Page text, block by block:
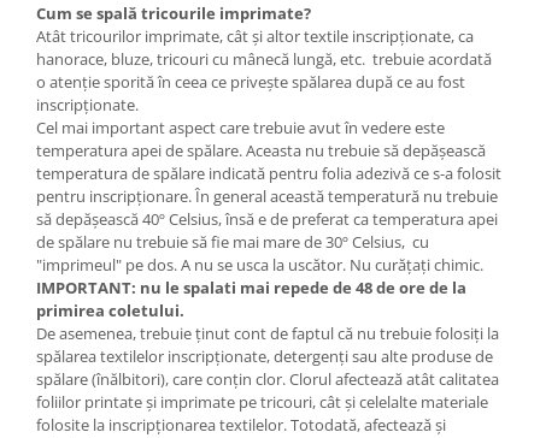
Cum se spală tricourile imprimate?
Atât tricourilor imprimate, cât şi altor textile inscripţionate, ca
hanorace, bluze, tricouri cu mânecă lungă, etc. trebuie acordată
o atenţie sporită în ceea ce priveşte spălarea după ce au fost
inscripţionate.
Cel mai important aspect care trebuie avut în vedere este
temperatura apei de spălare. Aceasta nu trebuie să depăşească
temperatura de spălare indicată pentru folia adezivă ce s-a folosit
pentru inscripţionare. În general această temperatură nu trebuie
să depăşească 40º Celsius, însă e de preferat ca temperatura apei
de spălare nu trebuie să fie mai mare de 30º Celsius, cu
"imprimeul" pe dos. A nu se usca la uscător. Nu curățați chimic.
IMPORTANT: nu le spalati mai repede de 48 de ore de la
primirea coletului.
De asemenea, trebuie ţinut cont de faptul că nu trebuie folosiţi la
spălarea textilelor inscripţionate, detergenţi sau alte produse de
spălare (înălbitori), care conţin clor. Clorul afectează atât calitatea
foliilor printate şi imprimate pe tricouri, cât şi celelalte materiale
folosite la inscripţionarea textilelor. Totodată, afectează şi